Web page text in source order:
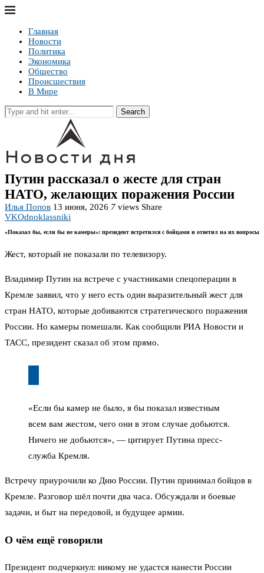
Главная
Новости
Политика
Экономика
Общество
Происшествия
В Мире
Search
Путин рассказал о жесте для стран
НАТО, желающих поражения России
Илья Попов 13 июня, 2026 7 views Share
VKOdnoklassniki
«Показал бы, если бы не камеры»: президент встретился с бойцами и ответил на их вопросы
Жест, который не показали по телевизору.
Владимир Путин на встрече с участниками спецоперации в
Кремле заявил, что у него есть один выразительный жест для
стран НАТО, которые добиваются стратегического поражения
России. Но камеры помешали. Как сообщили РИА Новости и
ТАСС, президент сказал об этом прямо.
«Если бы камер не было, я бы показал известным
всем вам жестом, чего они в этом случае добьются.
Ничего не добьются», — цитирует Путина пресс-
служба Кремля.
Встречу приурочили ко Дню России. Путин принимал бойцов в
Кремле. Разговор шёл почти два часа. Обсуждали и боевые
задачи, и быт на передовой, и будущее армии.
О чём ещё говорили
Президент подчеркнул: никому не удастся нанести России